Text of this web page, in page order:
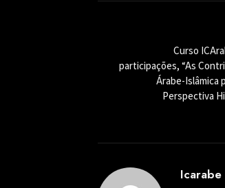
Curso
participações, “As
Árabe-Islâmica
Perspectiva